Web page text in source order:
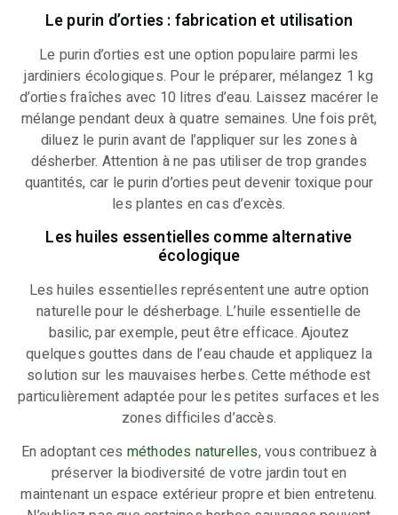
Le purin d’orties : fabrication et utilisation
Le purin d’orties est une option populaire parmi les
jardiniers écologiques. Pour le préparer, mélangez 1 kg
d’orties fraîches avec 10 litres d’eau. Laissez macérer le
mélange pendant deux à quatre semaines. Une fois prêt,
diluez le purin avant de l’appliquer sur les zones à
désherber. Attention à ne pas utiliser de trop grandes
quantités, car le purin d’orties peut devenir toxique pour
les plantes en cas d’excès.
Les huiles essentielles comme alternative
écologique
Les huiles essentielles représentent une autre option
naturelle pour le désherbage. L’huile essentielle de
basilic, par exemple, peut être efficace. Ajoutez
quelques gouttes dans de l’eau chaude et appliquez la
solution sur les mauvaises herbes. Cette méthode est
particulièrement adaptée pour les petites surfaces et les
zones difficiles d’accès.
En adoptant ces méthodes naturelles, vous contribuez à
préserver la biodiversité de votre jardin tout en
maintenant un espace extérieur propre et bien entretenu.